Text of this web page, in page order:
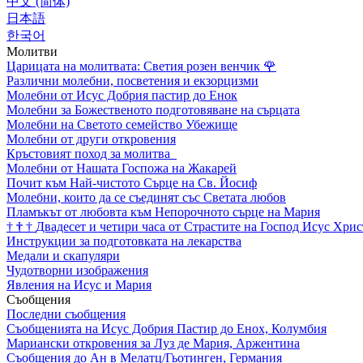
日本語
한국어
Молитви
Царицата на молитвата: Светия розен венчик 🌹
Различни молебни, посветения и екзорцизми
Молебни от Исус Добрия пастир до Енок
Молебни за Божественото подготовяване на сърцата
Молебни на Светото семейство Убежище
Молебни от други откровения
Кръстовият поход за молитва
Молебни от Нашата Госпожа на Жакарей
Почит към Най-чистото Сърце на Св. Йосиф
Молебни, които да се съединят със Светата любов
Пламъкът от любовта към Непорочното сърце на Мария
† † † Двадесет и четири часа от Страстите на Господ Исус
Инструкции за подготовката на лекарства
Медали и скапуляри
Чудотворни изображения
Явления на Исус и Мария
Съобщения
Последни съобщения
Съобщенията на Исус Добрия Пастир до Енох, Колумбия
Мариански откровения за Луз де Мария, Аржентина
Съобщения до Ан в Мелатц/Гьотинген, Германия